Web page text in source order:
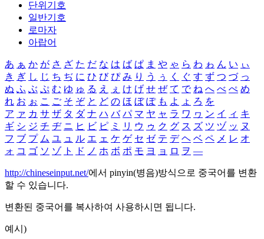
단위기호
일반기호
로마자
아랍어
あ ぁ か が さ ざ た だ な は ば ぱ ま や ゃ ら わ ゎ ん い ぃ
き ぎ し じ ち ぢ に ひ び ぴ み り う ぅ く ぐ す ず つ づ っ
ぬ ふ ぶ ぷ む ゆ ゅ る え ぇ け げ せ ぜ て で ね へ べ ぺ め
れ お ぉ こ ご そ ぞ と ど の ほ ぼ ぽ も よ ょ ろ を
ア ァ カ サ ザ タ ダ ナ ハ バ パ マ ヤ ャ ラ ワ ヮ ン イ ィ キ
ギ シ ジ チ ヂ ニ ヒ ビ ピ ミ リ ウ ゥ ク グ ス ズ ツ ヅ ッ ヌ
フ ブ プ ム ユ ュ ル エ ェ ケ ゲ セ ゼ テ デ ヘ ベ ペ メ レ オ
ォ コ ゴ ソ ゾ ト ド ノ ホ ボ ポ モ ヨ ョ ロ ヲ ―
http://chineseinput.net/에서 pinyin(병음)방식으로 중국어를 변환
할 수 있습니다.
변환된 중국어를 복사하여 사용하시면 됩니다.
예시)